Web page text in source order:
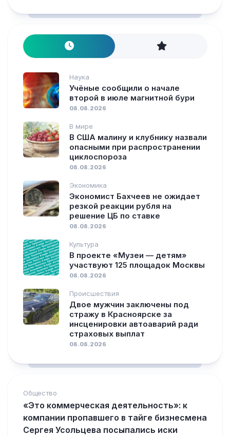
Наука
Учёные сообщили о начале
второй в июле магнитной бури
08.08.2026
В мире
В США малину и клубнику назвали
опасными при распространении
циклоспороза
08.08.2026
Экономика
Экономист Бахчеев не ожидает
резкой реакции рубля на
решение ЦБ по ставке
08.08.2026
Культура
В проекте «Музеи — детям»
участвуют 125 площадок Москвы
08.08.2026
Происшествия
Двое мужчин заключены под
стражу в Красноярске за
инсценировки автоаварий ради
страховых выплат
08.08.2026
Общество
«Это коммерческая деятельность»: к
компании пропавшего в тайге бизнесмена
Сергея Усольцева посыпались иски